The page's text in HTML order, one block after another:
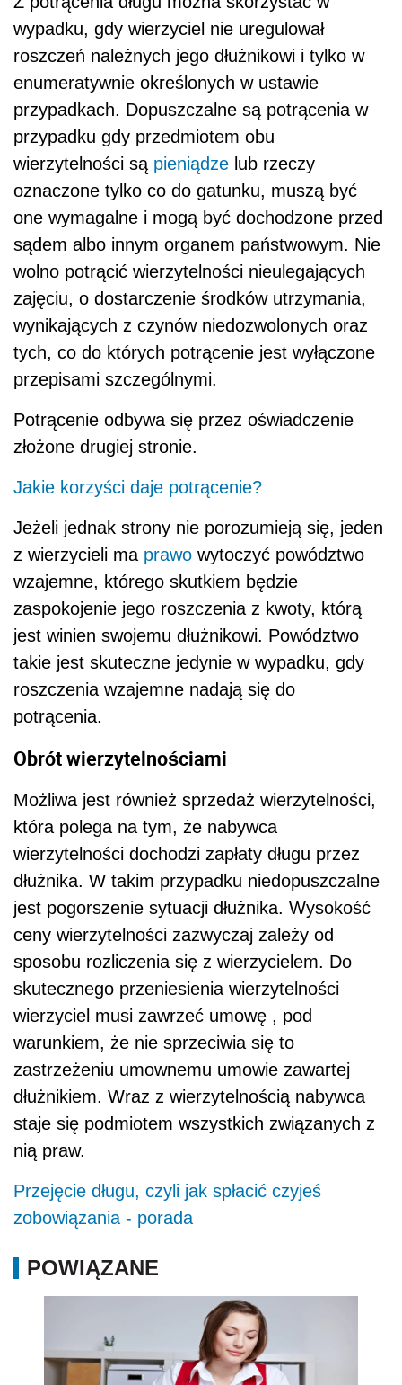
wypadku, gdy wierzyciel nie uregulował
roszczeń należnych jego dłużnikowi i tylko w
enumeratywnie określonych w ustawie
przypadkach. Dopuszczalne są potrącenia w
przypadku gdy przedmiotem obu
wierzytelności są pieniądze lub rzeczy
oznaczone tylko co do gatunku, muszą być
one wymagalne i mogą być dochodzone przed
sądem albo innym organem państwowym. Nie
wolno potrącić wierzytelności nieulegających
zajęciu, o dostarczenie środków utrzymania,
wynikających z czynów niedozwolonych oraz
tych, co do których potrącenie jest wyłączone
przepisami szczególnymi.
Potrącenie odbywa się przez oświadczenie
złożone drugiej stronie.
Jakie korzyści daje potrącenie?
Jeżeli jednak strony nie porozumieją się, jeden
z wierzycieli ma prawo wytoczyć powództwo
wzajemne, którego skutkiem będzie
zaspokojenie jego roszczenia z kwoty, którą
jest winien swojemu dłużnikowi. Powództwo
takie jest skuteczne jedynie w wypadku, gdy
roszczenia wzajemne nadają się do
potrącenia.
Obrót wierzytelnościami
Możliwa jest również sprzedaż wierzytelności,
która polega na tym, że nabywca
wierzytelności dochodzi zapłaty długu przez
dłużnika. W takim przypadku niedopuszczalne
jest pogorszenie sytuacji dłużnika. Wysokość
ceny wierzytelności zazwyczaj zależy od
sposobu rozliczenia się z wierzycielem. Do
skutecznego przeniesienia wierzytelności
wierzyciel musi zawrzeć umowę , pod
warunkiem, że nie sprzeciwia się to
zastrzeżeniu umownemu umowie zawartej
dłużnikiem. Wraz z wierzytelnością nabywca
staje się podmiotem wszystkich związanych z
nią praw.
Przejęcie długu, czyli jak spłacić czyjeś
zobowiązania - porada
POWIĄZANE